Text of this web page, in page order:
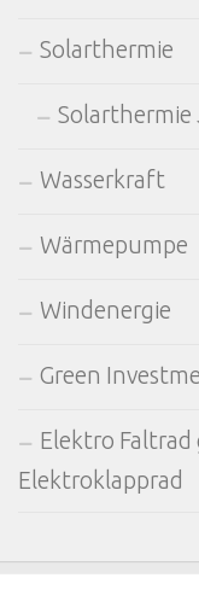
Solarthermie
Solarthermie
Wasserkraft
Wärmepumpe
Windenergie
Green
Elektro
Elektroklapprad